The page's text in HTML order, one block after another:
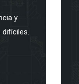
y
difíciles.